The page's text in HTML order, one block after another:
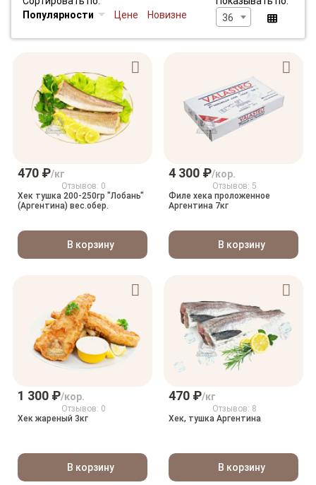
Популярности
Цене Новизне
36
470 ₽/кг
Отзывов: 0
Хек тушка 200-250гр "Лобань"
(Аргентина) вес.обер.
В корзину
4 300 ₽/кор.
Отзывов: 5
Филе хека проложенное
Аргентина 7кг
В корзину
1 300 ₽/кор.
Отзывов: 0
Хек жареный 3кг
В корзину
470 ₽/кг
Отзывов: 8
Хек, тушка Аргентина
В корзину